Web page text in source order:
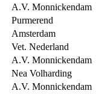
A.V. Monnickendam
Purmerend
Amsterdam
Vet. Nederland
A.V. Monnickendam
Nea Volharding
A.V. Monnickendam